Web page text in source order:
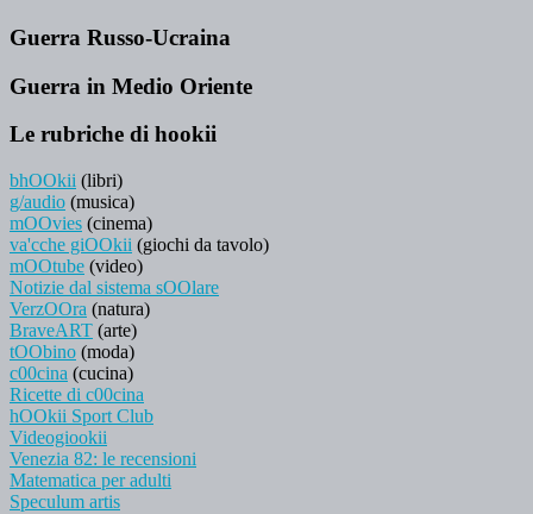
Guerra Russo-Ucraina
Guerra in Medio Oriente
Le rubriche di hookii
bhOOkii (libri)
g/audio (musica)
mOOvies (cinema)
va'cche giOOkii (giochi da tavolo)
mOOtube (video)
Notizie dal sistema sOOlare
VerzOOra (natura)
BraveART (arte)
tOObino (moda)
c00cina (cucina)
Ricette di c00cina
hOOkii Sport Club
Videogiookii
Venezia 82: le recensioni
Matematica per adulti
Speculum artis